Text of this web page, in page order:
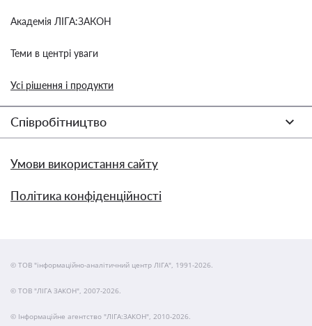
Академія ЛІГА:ЗАКОН
Теми в центрі уваги
Усі рішення і продукти
Співробітництво
Умови використання сайту
Політика конфіденційності
© ТОВ "інформаційно-аналітичний центр ЛІГА", 1991-2026.
© ТОВ "ЛІГА ЗАКОН", 2007-2026.
© Інформаційне агентство "ЛІГА:ЗАКОН", 2010-2026.